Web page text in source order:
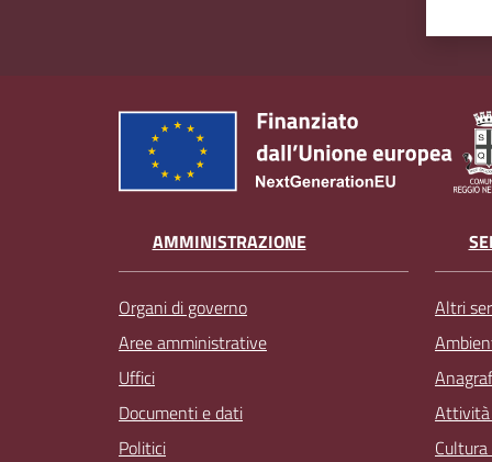
AMMINISTRAZIONE
Organi di governo
Aree amministrative
Uffici
Documenti e dati
Politici
Altri
Attività